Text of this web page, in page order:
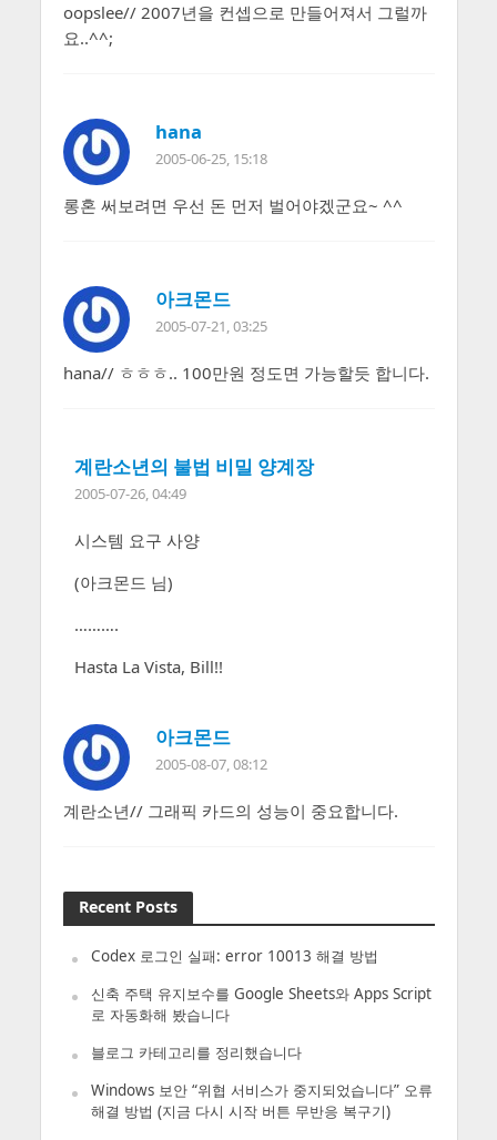
oopslee// 2007년을 컨셉으로 만들어져서 그럴까
요..^^;
hana
2005-06-25, 15:18
롱혼 써보려면 우선 돈 먼저 벌어야겠군요~ ^^
아크몬드
2005-07-21, 03:25
hana// ㅎㅎㅎ.. 100만원 정도면 가능할듯 합니다.
계란소년의 불법 비밀 양계장
2005-07-26, 04:49
시스템 요구 사양
(아크몬드 님)
……….
Hasta La Vista, Bill!!
아크몬드
2005-08-07, 08:12
계란소년// 그래픽 카드의 성능이 중요합니다.
Recent Posts
Codex 로그인 실패: error 10013 해결 방법
신축 주택 유지보수를 Google Sheets와 Apps Script
로 자동화해 봤습니다
블로그 카테고리를 정리했습니다
Windows 보안 “위협 서비스가 중지되었습니다” 오류
해결 방법 (지금 다시 시작 버튼 무반응 복구기)